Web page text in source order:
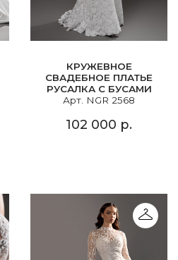
КРУЖЕВНОЕ
СВАДЕБНОЕ ПЛАТЬЕ
РУСАЛКА С БУСАМИ
Арт. NGR 2568
102 000 р.